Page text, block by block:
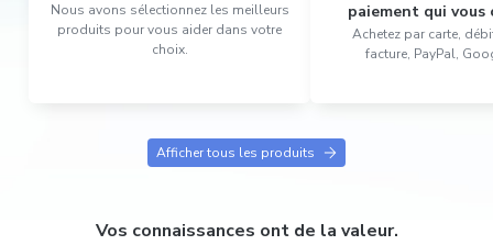
Nous avons sélectionnez les meilleurs
produits pour vous aider dans votre
choix.
paiement qui vous
Achetez par carte,
facture, PayPal,
Afficher tous les produits
Vos connaissances ont de la valeur.